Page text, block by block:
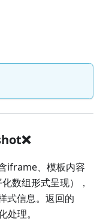
iframe、模板内容
数组形式呈现），
式信息。返回的
理。